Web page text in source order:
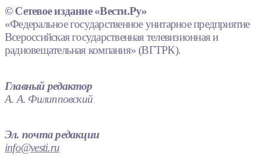
© Сетевое издание «Вести.Ру»
«Федеральное государственное унитарное предприятие
Всероссийская государственная телевизионная и
радиовещательная компания» (ВГТРК).
Главный редактор
А. А. Филипповский
Эл. почта редакции
info@vesti.ru